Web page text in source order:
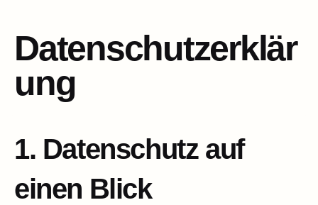
Datenschutzerklär
ung
1. Datenschutz auf
einen Blick​​